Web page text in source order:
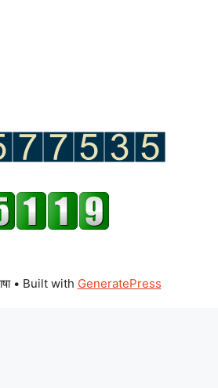
• Built with GeneratePress